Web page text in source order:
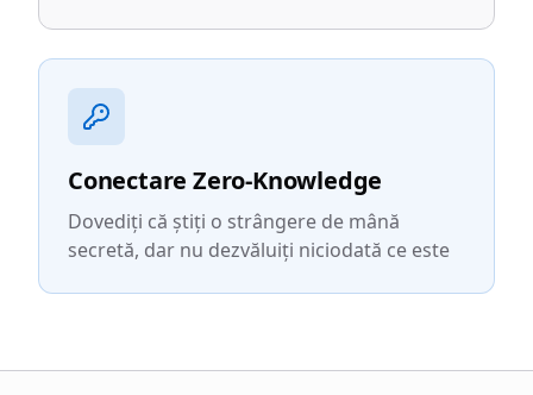
Conectare Zero-Knowledge
Dovediți că știți o strângere de mână
secretă, dar nu dezvăluiți niciodată ce este